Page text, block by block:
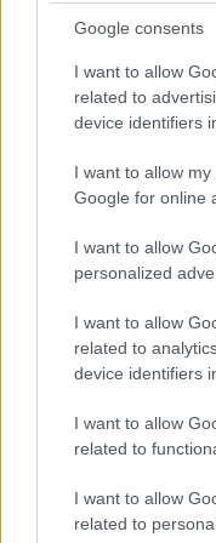
Google consents
I want to allow
related to
device identifiers
I want to allow
Google for online
I want to allow
personalized
I want to allow
related to
device identifiers
I want to allow
related to
I want to allow
related to
2018. január
Lumen kávézó
40x40
JAZZAJ az
Reinhard
valamint az
és
Grencsó